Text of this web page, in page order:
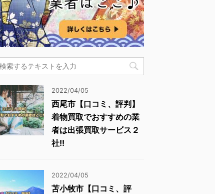
2022/04/05
西尾市【口コミ、評判】
着物買取でおすすめの業
者は出張買取サービス２
社!!
2022/04/05
苫小牧市【口コミ、評